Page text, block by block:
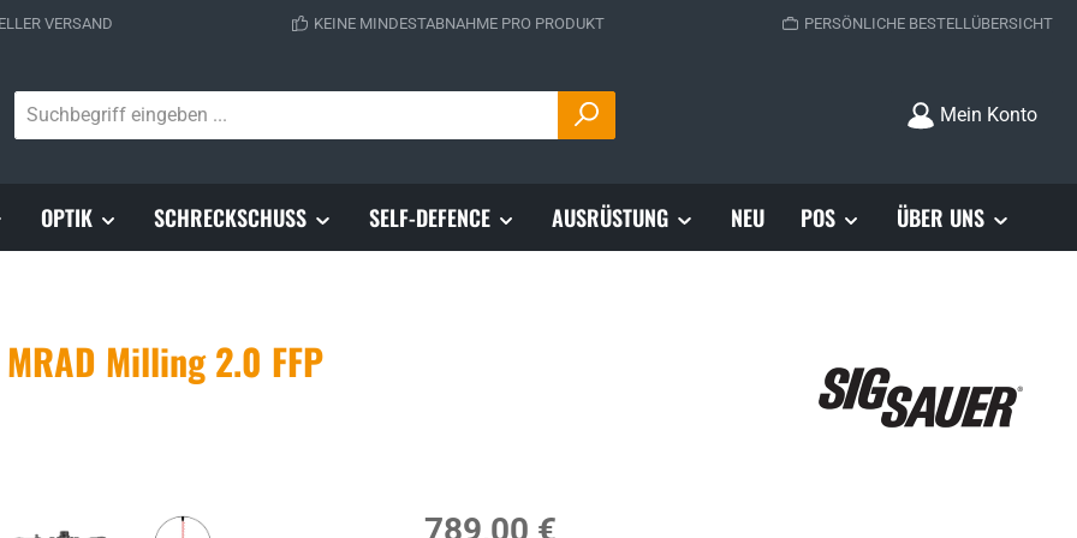
VERSAND KEINE MINDESTABNAHME PRO PRODUKT PERSÖNLICHE BESTELLÜBERSICHT
Mein Konto
OPTIK SCHRECKSCHUSS SELF-DEFENCE AUSRÜSTUNG NEU POS ÜBER UNS
Milling 2.0 FFP
Regulärer Preis: